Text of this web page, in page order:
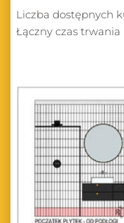
Liczba dostępnych
Łączny czas trwania